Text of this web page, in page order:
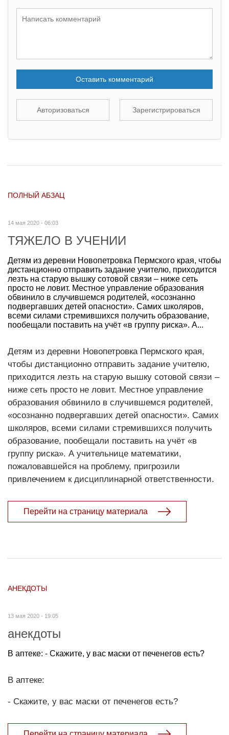
Оставить комментарий
Авторизоваться Зарегистрироваться
ПОЛНЫЙ АБЗАЦ
14 мая 2020 - 06:03
ТЯЖЕЛО В УЧЕНИИ
Детям из деревни Новопетровка Пермского края, чтобы
дистанционно отправить задание учителю, приходится
лезть на старую вышку сотовой связи – ниже сеть
просто не ловит. Местное управление образования
обвинило в случившемся родителей, «осознанно
подвергавших детей опасности». Самих школяров,
всеми силами стремившихся получить образование,
пообещали поставить на учёт «в группу риска». А...
Детям из деревни Новопетровка Пермского края,
чтобы дистанционно отправить задание учителю,
приходится лезть на старую вышку сотовой связи –
ниже сеть просто не ловит. Местное управление
образования обвинило в случившемся родителей,
«осознанно подвергавших детей опасности». Самих
школяров, всеми силами стремившихся получить
образование, пообещали поставить на учёт «в
группу риска». А учительнице математики,
пожаловавшейся на проблему, пригрозили
привлечением к дисциплинарной ответственности.
Перейти на страницу материала
АНЕКДОТЫ
13 мая 2020 - 19:05
анекдоты
В аптеке: - Скажите, у вас маски от печенегов есть?
В аптеке:
- Скажите, у вас маски от печенегов есть?